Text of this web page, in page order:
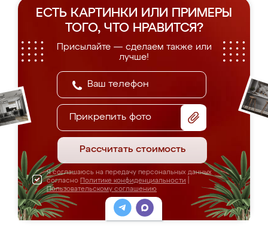
ЕСТЬ КАРТИНКИ ИЛИ ПРИМЕРЫ
ТОГО, ЧТО НРАВИТСЯ?
Присылайте — сделаем также или
лучше!
Прикрепить фото
Рассчитать стоимость
Я соглашаюсь на передачу персональных данных
согласно Политике конфиденциальности
Пользовательскому соглашению